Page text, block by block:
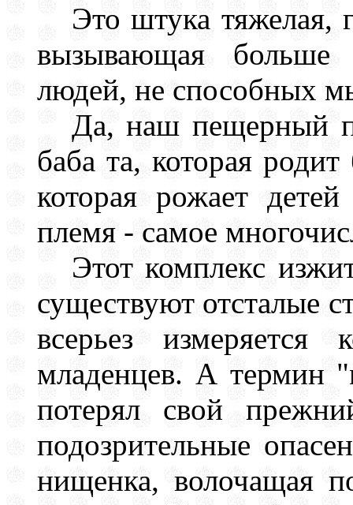
Это штука тяжелая,
вызывающая больше
людей, не способных
Да, наш пещерный
баба та, которая
которая рожает
племя - самое
Этот комплекс
существуют отсталые
всерьез измеряется
младенцев. А термин
потерял свой
подозрительные
нищенка, волочащая